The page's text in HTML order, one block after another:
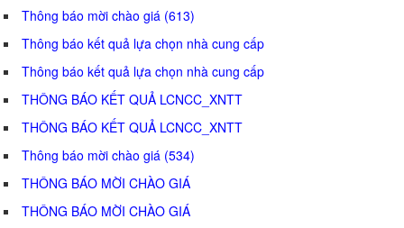
Thông báo mời chào giá (613)
Thông báo kết quả lựa chọn nhà cung cấp
Thông báo kết quả lựa chọn nhà cung cấp
THÔNG BÁO KẾT QUẢ LCNCC_XNTT
THÔNG BÁO KẾT QUẢ LCNCC_XNTT
Thông báo mời chào giá (534)
THÔNG BÁO MỜI CHÀO GIÁ
THÔNG BÁO MỜI CHÀO GIÁ